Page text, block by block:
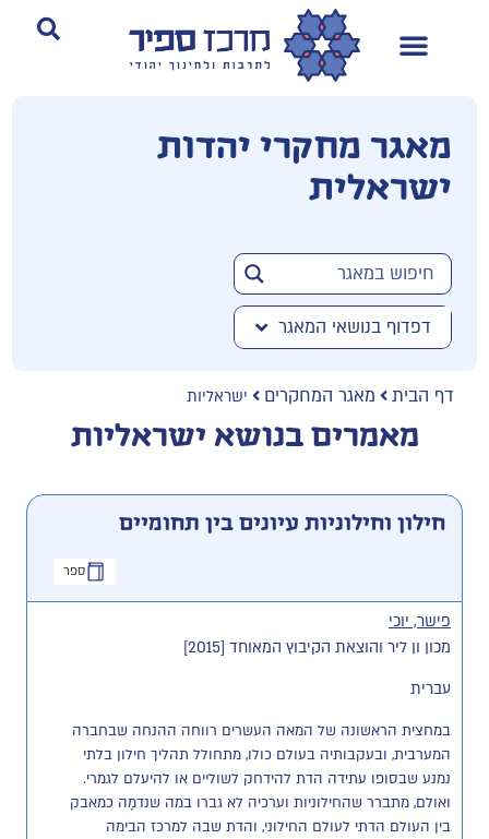
מאגר מחקרי יהדות
ישראלית
דפדוף בנושאי המאגר
דף הבית מאגר המחקרים ישראליות
מאמרים בנושא ישראליות
חילון וחילוניות עיונים בין תחומיים
ספר
פישר, יוכי
מכון ון ליר והוצאת הקיבוץ המאוחד [2015]
עברית
נמנע שבסופו עתידה הדת להידחק לשוליים או להיעלם לגמרי.